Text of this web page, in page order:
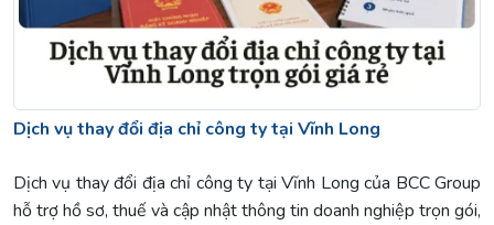
Dịch vụ thay đổi địa chỉ công ty tại Vĩnh Long
Dịch vụ thay đổi địa chỉ công ty tại Vĩnh Long của BCC Group
hỗ trợ hồ sơ, thuế và cập nhật thông tin doanh nghiệp trọn gói,